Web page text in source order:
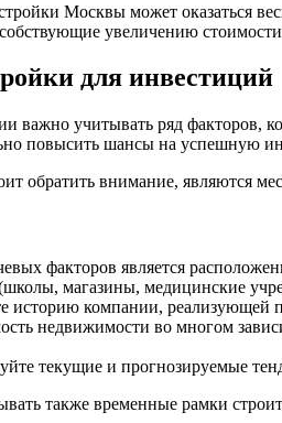
Москвы может оказаться
увеличению
для инвестиций
важно учитывать ряд факторов,
повысить шансы на успешную
обратить внимание, являются
факторов является
магазины, медицинские
историю компании, реализующей
недвижимости во многом
текущие и прогнозируемые
также временные рамки